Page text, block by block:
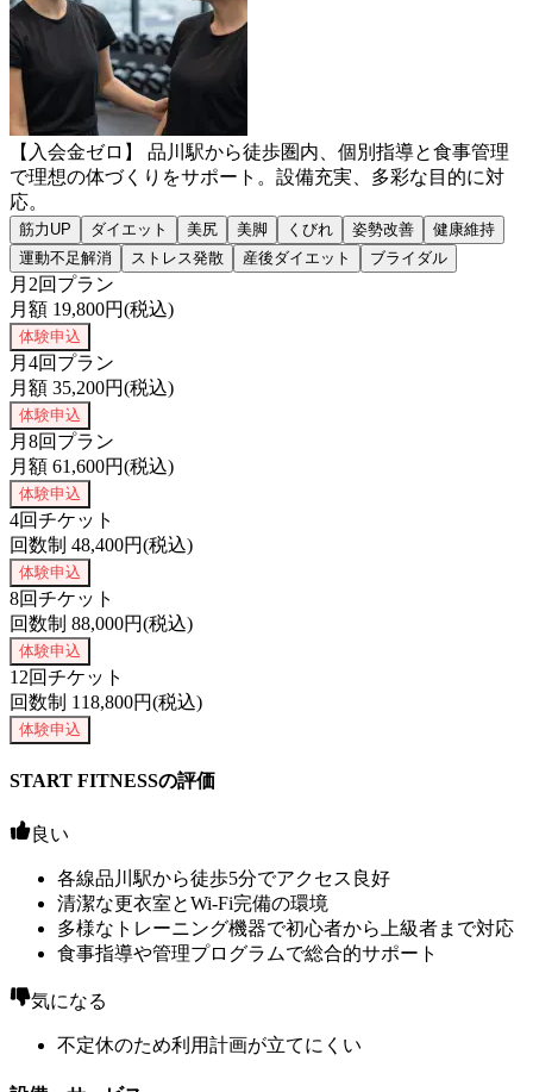
【入会金ゼロ】 品川駅から徒歩圏内、個別指導と食事管理
で理想の体づくりをサポート。設備充実、多彩な目的に対
応。
筋力UP ダイエット 美尻 美脚 くびれ 姿勢改善
健康維持
運動不足解消
ストレス発散 産後ダイエット ブライダル
月2回プラン
月額 19,800円(税込)
体験申込
月4回プラン
月額 35,200円(税込)
体験申込
月8回プラン
月額 61,600円(税込)
体験申込
4回チケット
回数制 48,400円(税込)
体験申込
8回チケット
回数制 88,000円(税込)
体験申込
12回チケット
回数制 118,800円(税込)
体験申込
START FITNESSの評価
良い
各線品川駅から徒歩5分でアクセス良好
清潔な更衣室とWi-Fi完備の環境
多様なトレーニング機器で初心者から上級者まで対応
食事指導や管理プログラムで総合的サポート
気になる
不定休のため利用計画が立てにくい